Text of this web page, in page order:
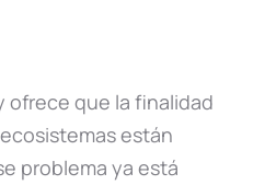
ofrece que la finalidad
están
problema ya está